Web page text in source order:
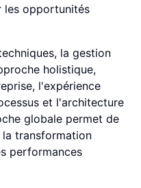
les opportunités
la gestion
holistique,
l'expérience
et l'architecture
globale permet de
la transformation
performances